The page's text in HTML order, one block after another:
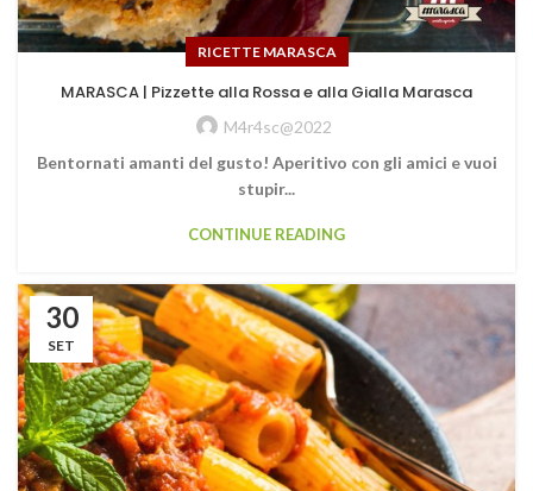
RICETTE MARASCA
MARASCA | Pizzette alla Rossa e alla Gialla Marasca
M4r4sc@2022
Bentornati amanti del gusto! Aperitivo con gli amici e vuoi
stupir...
CONTINUE READING
30
SET